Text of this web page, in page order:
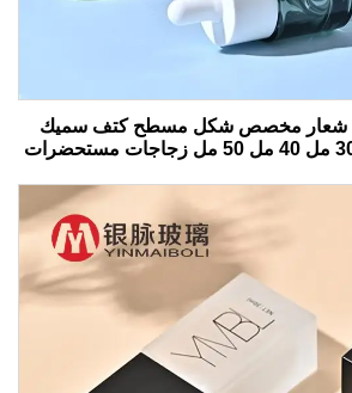
شعار مخصص شكل مسطح كتف سميك
القاع 15 مل 20 مل 30 مل 40 مل 50 مل زجاجات مستحضرات